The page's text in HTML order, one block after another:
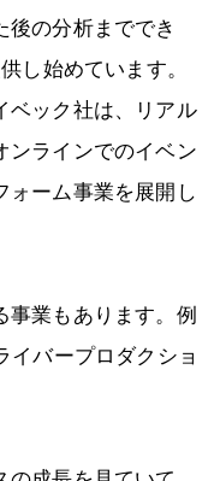
後の分析まででき
し始めています。
ベック社は、リアル
ンラインでのイベン
ォーム事業を展開し
業もあります。例
イバープロダクショ